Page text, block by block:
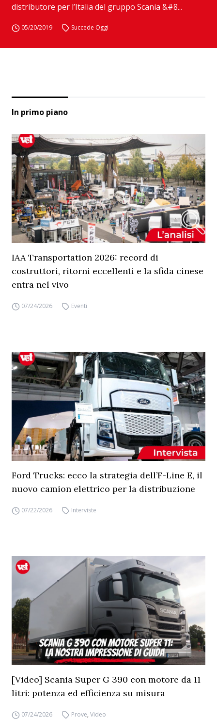
distributore per l’Italia del gruppo Scania &#8...
05/20/2019 Succede Oggi
In primo piano
IAA Transportation 2026: record di
costruttori, ritorni eccellenti e la sfida cinese
entra nel vivo
07/24/2026 Eventi
Ford Trucks: ecco la strategia dell’F-Line E, il
nuovo camion elettrico per la distribuzione
07/22/2026 Interviste
[Video] Scania Super G 390 con motore da 11
litri: potenza ed efficienza su misura
07/24/2026 Prove,Video